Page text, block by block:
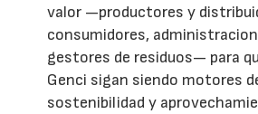
valor —productores y
consumidores,
gestores de residuos— para
Genci sigan siendo motores
sostenibilidad y